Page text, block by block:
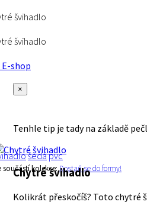
švihadlo
švihadlo
shop
×
Tenhle tip je tady na základě
šedápvc
součástí kolekce:Dostaň se do formy!
Chytré švihadlo
Kolikrát přeskočíš? Toto chytré